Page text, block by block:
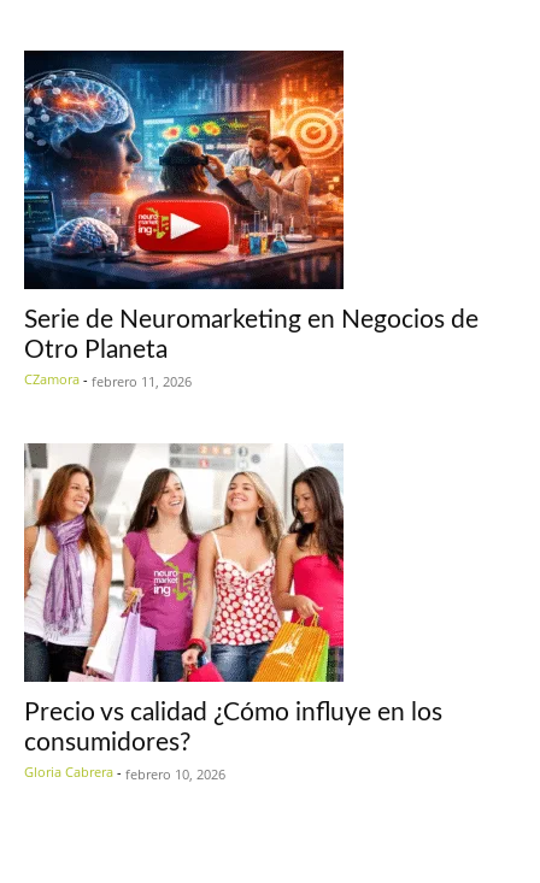
Serie de Neuromarketing en Negocios de
Otro Planeta
CZamora - febrero 11, 2026
Precio vs calidad ¿Cómo influye en los
consumidores?
Gloria Cabrera - febrero 10, 2026